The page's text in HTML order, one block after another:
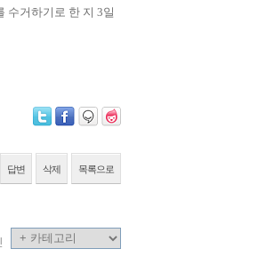
수거하기로 한 지 3일
답변 삭제 목록으로